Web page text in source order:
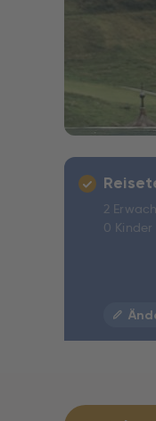
2
0 Kinder